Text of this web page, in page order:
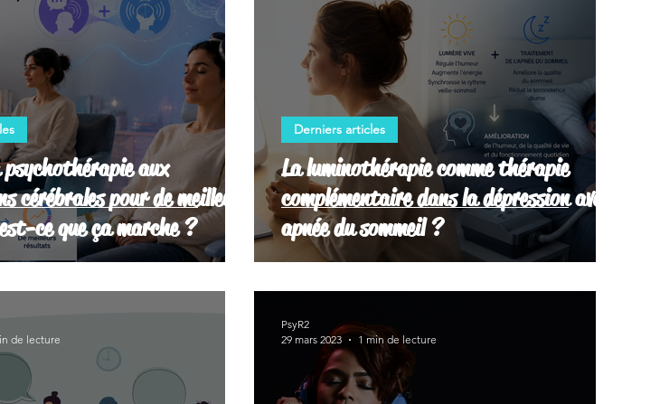
aux
cérébrales pour de meilleurs
ce que ça marche ?
La luminothérapie comme thérapie
complémentaire dans la dépression avec
apnée du sommeil ?
Derniers articles
de lecture
PsyR2
29 mars 2023
1 min de lecture